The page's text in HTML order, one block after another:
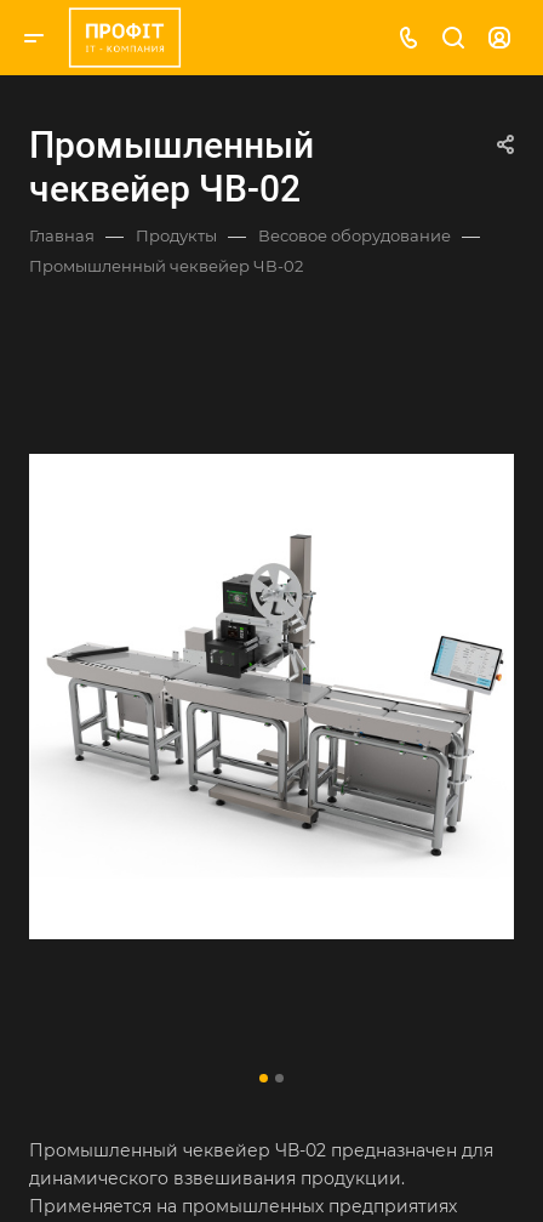
Промышленный
чеквейер ЧВ-02
Главная — Продукты — Весовое оборудование —
Промышленный чеквейер ЧВ-02
Промышленный чеквейер ЧВ-02 предназначен для
динамического взвешивания продукции.
Применяется на промышленных предприятиях